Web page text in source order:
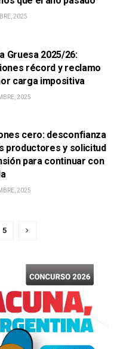
2025
Gruesa 2025/26:
récord y reclamo
carga impositiva
2025
cero: desconfianza
productores y solicitud
para continuar con
2025
5